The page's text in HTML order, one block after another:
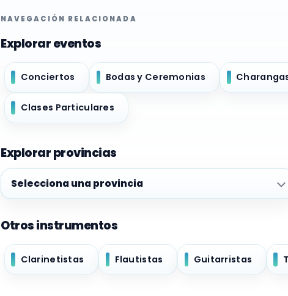
NAVEGACIÓN RELACIONADA
Explorar eventos
Conciertos Bodas y Ceremonias
Clases Particulares
Explorar provincias
Explorar provincias
Otros instrumentos
Clarinetistas Flautistas Guitarristas